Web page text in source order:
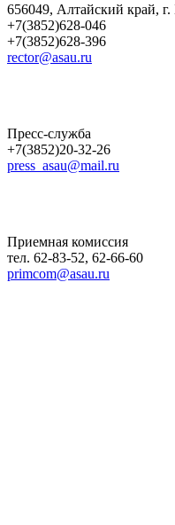
656049, Алтайский край,
+7(3852)628-046
+7(3852)628-396
rector@asau.ru
Пресс-служба
+7(3852)20-32-26
press_asau@mail.ru
Приемная комиссия
тел. 62-83-52, 62-66-60
primcom@asau.ru